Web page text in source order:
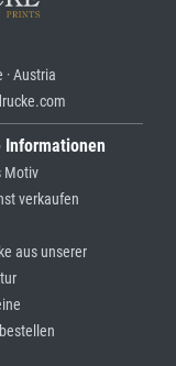
Austria
Informationen
Motiv
verkaufen
aus unserer